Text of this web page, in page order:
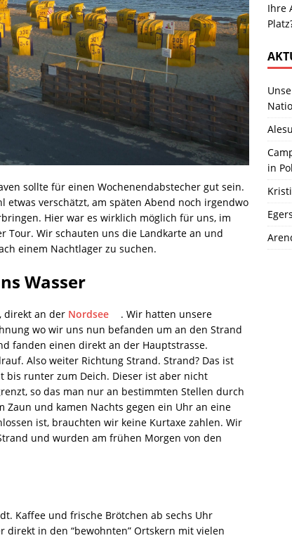
sollte für einen Wochenendabstecher gut sein.
verschätzt, am späten Abend noch irgendwo
Hier war es wirklich möglich für uns, im
Tour. Wir schauten uns die Landkarte an und
einem Nachtlager zu suchen.
Wasser
, direkt an der Nordsee
. Wir hatten unsere
wo wir uns nun befanden um an den Strand
fanden einen direkt an der Hauptstrasse.
Also weiter Richtung Strand. Strand? Das ist
bis runter zum Deich. Dieser ist aber nicht
so das man nur an bestimmten Stellen durch
und kamen Nachts gegen ein Uhr an eine
ist, brauchten wir keine Kurtaxe zahlen. Wir
und wurden am frühen Morgen von den
Kaffee und frische Brötchen ab sechs Uhr
direkt in den “bewohnten” Ortskern mit vielen
Ihre
in